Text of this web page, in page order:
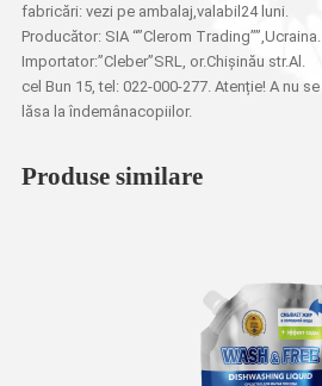
fabricări: vezi pe ambalaj,valabil24 luni.
Producător: SIA “”Clerom Trading””,Ucraina.
Importator:”Cleber”SRL, or.Chișinău str.Al.
cel Bun 15, tel: 022-000-277. Atenție! A nu se
lăsa la îndemânacopiilor.
Produse similare